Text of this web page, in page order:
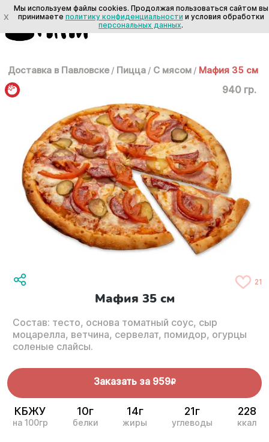
Доставка в Павловске / Пицца / С мясом / Мафия 35 см
940 гр.
21
Мафия 35 см
Состав: тесто, основа томатный соус, сыр
моцарелла, ветчина, сервелат, помидор, огурцы
соленые слайсы.
Заказать за 959R
КБЖУ
на 100гр
10г
белки
14г
жиры
21г
углеводы
228
ккал
X
Мы используем файлы cookies. Продолжая пользоваться сайтом вы
принимаете политику конфиденциальности и условия обработки
персональных данных.